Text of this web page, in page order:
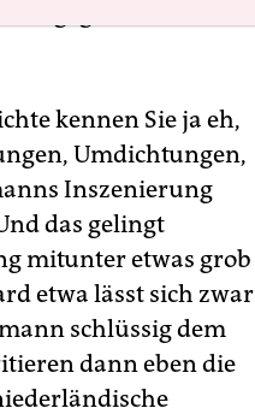
kennen Sie ja eh,
Umdichtungen,
Inszenierung
das gelingt
mitunter etwas grob
etwa lässt sich zwar
schlüssig dem
dann eben die